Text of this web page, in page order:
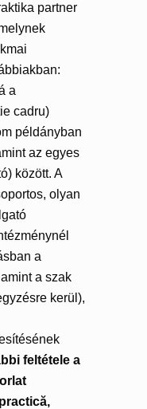
partner
a
cadru)
példányban
az egyes
között. A
olyan
a
a szak
kerül),
feltétele a